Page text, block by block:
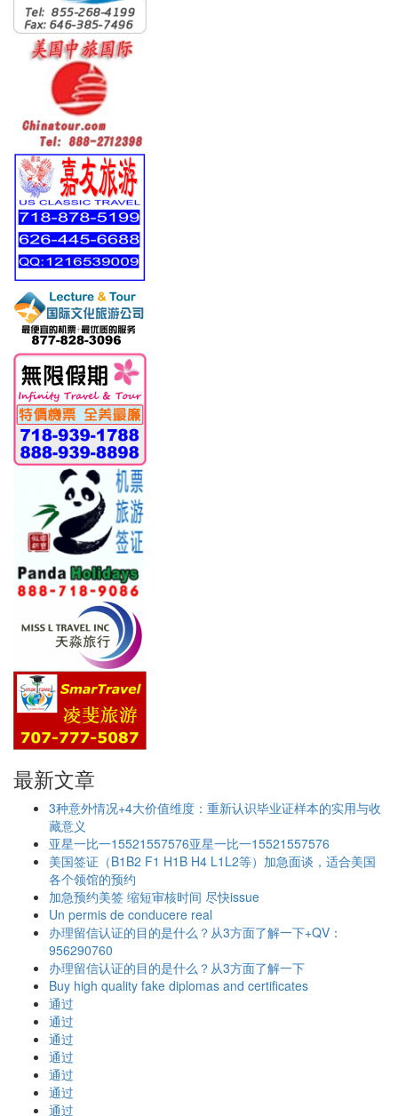
最新文章
3种意外情况+4大价值维度：重新认识毕业证样本的实用与收
藏意义
亚星一比一15521557576亚星一比一15521557576
美国签证（B1B2 F1 H1B H4 L1L2等）加急面谈，适合美国
各个领馆的预约
加急预约美签 缩短审核时间 尽快issue
Un permis de conducere real
办理留信认证的目的是什么？从3方面了解一下+QV：
956290760
办理留信认证的目的是什么？从3方面了解一下
Buy high quality fake diplomas and certificates
通过
通过
通过
通过
通过
通过
通过